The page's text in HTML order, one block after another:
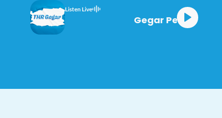
Listen Live
Gegar